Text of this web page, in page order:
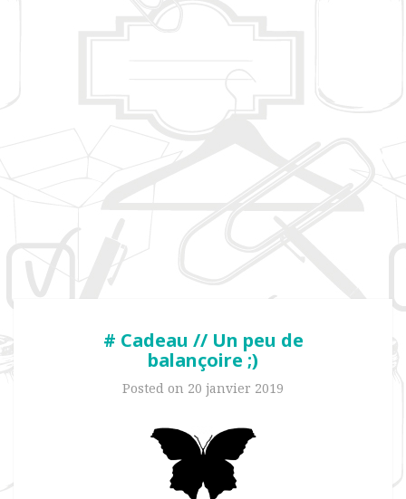
# Cadeau // Un peu de
balançoire ;)
Posted on 20 janvier 2019